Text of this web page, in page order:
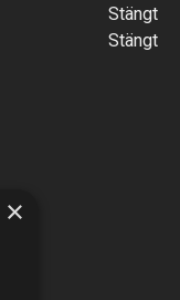
Stängt
Stängt
×